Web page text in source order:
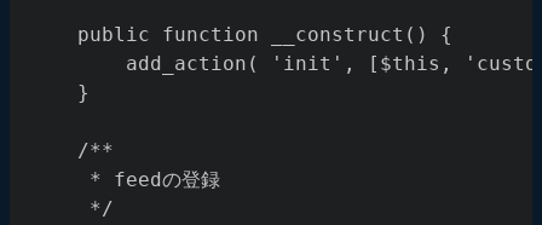
    public function __construct() {
add_action( 'init', [$this,
    }
    /**
     * feedの登録
     */